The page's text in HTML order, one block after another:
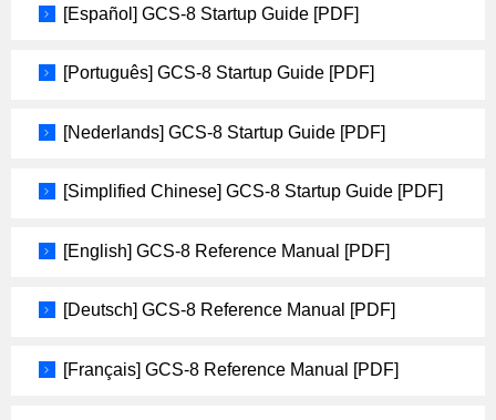
[Español] GCS-8 Startup Guide [PDF]
[Português] GCS-8 Startup Guide [PDF]
[Nederlands] GCS-8 Startup Guide [PDF]
[Simplified Chinese] GCS-8 Startup Guide [PDF]
[English] GCS-8 Reference Manual [PDF]
[Deutsch] GCS-8 Reference Manual [PDF]
[Français] GCS-8 Reference Manual [PDF]